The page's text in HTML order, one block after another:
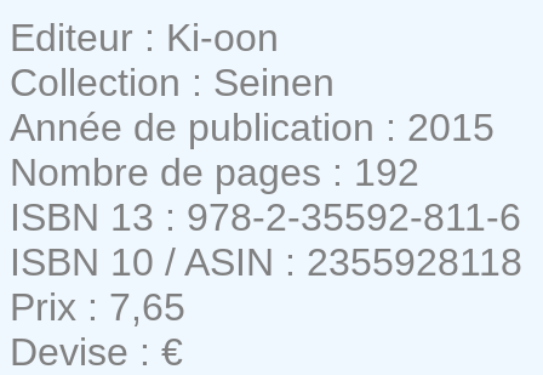
Editeur : Ki-oon
Collection : Seinen
Année de publication : 2015
Nombre de pages : 192
ISBN 13 : 978-2-35592-811-6
ISBN 10 / ASIN : 2355928118
Prix : 7,65
Devise : €